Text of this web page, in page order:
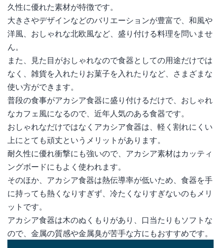
久性に優れた素材が特徴です。
大きさやデザインなどのバリエーションが豊富で、和風や
洋風、おしゃれな北欧風など、盛り付ける料理を問いませ
ん。
また、見た目がおしゃれなので食器としての用途だけでは
なく、雑貨を入れたりお菓子を入れたりなど、さまざまな
使い方ができます。
普段の食事がアカシア食器に盛り付けるだけで、おしゃれ
なカフェ風になるので、近年人気のある食器です。
おしゃれなだけではなくアカシア食器は、軽く割れにくい
上にとても頑丈というメリットがあります。
耐久性に優れ衝撃にも強いので、アカシア素材はカッティ
ングボードにもよく使われます。
そのほか、アカシア食器は熱伝導率が低いため、食器を手
に持っても熱くなりすぎず、冷たくなりすぎないのもメリ
ットです。
アカシア食器は木のぬくもりがあり、口当たりもソフトな
ので、金属の質感や金属臭が苦手な方にもおすすめです。